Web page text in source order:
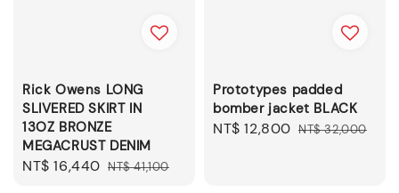
Rick Owens LONG
SLIVERED SKIRT IN
13OZ BRONZE
MEGACRUST DENIM
Sale
NT$ 16,440 Regular
NT$ 41,100
Prototypes padded
bomber jacket BLACK
Sale
NT$ 12,800 Regular
NT$ 32,000